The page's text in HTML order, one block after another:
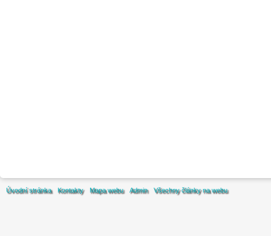
Úvodní stránka Kontakty Mapa webu Admin Všechny články na webu